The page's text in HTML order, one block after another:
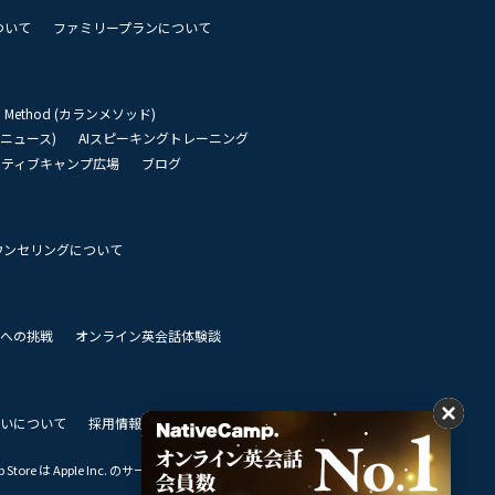
いて ファミリープランについて
Method (カランメソッド)
ュース)
AIスピーキングトレーニング
ィブキャンプ広場
ブログ
セリングについて
の挑戦 オンライン英会話体験談
について 採用情報 私達のビジョン
は Apple Inc. のサービスマークです。